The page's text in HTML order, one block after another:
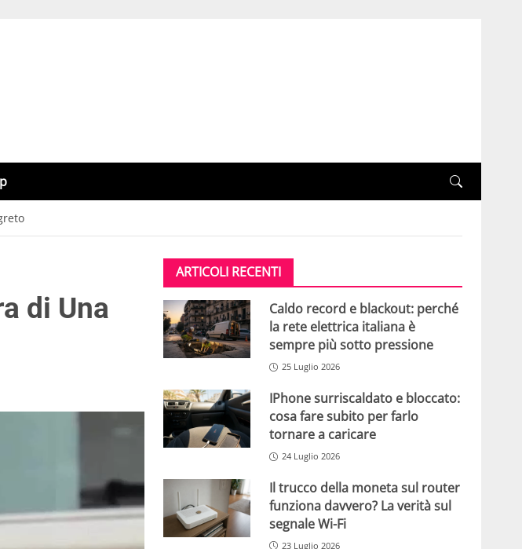
di Una
ARTICOLI RECENTI
Caldo record e blackout: perché
la rete elettrica italiana è
sempre più sotto pressione
25 Luglio 2026
IPhone surriscaldato e bloccato:
cosa fare subito per farlo
tornare a caricare
24 Luglio 2026
Il trucco della moneta sul router
funziona davvero? La verità sul
segnale Wi-Fi
23 Luglio 2026